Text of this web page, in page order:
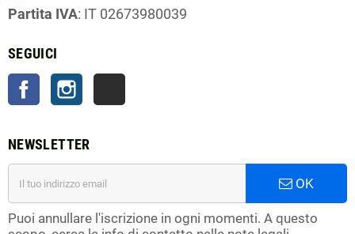
Partita IVA: IT 02673980039
SEGUICI
FacebookInstagram
NEWSLETTER
OK
Puoi annullare l'iscrizione in ogni momenti. A questo